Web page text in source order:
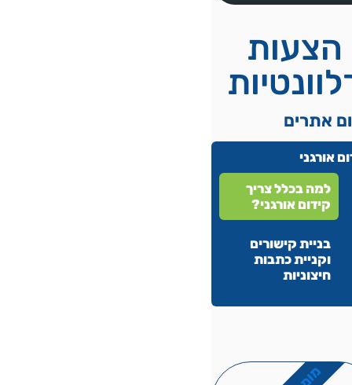
הצעות
אתרים
אורגני
למה בכלל צריך
קידום אורגני?
בניית קישורים
וקניית כתבות
חיצוניות